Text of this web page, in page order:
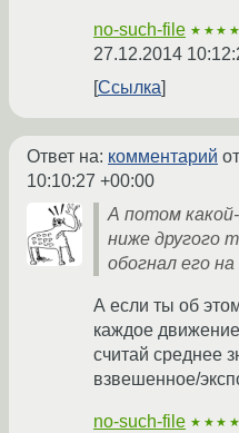
no-such-file
27.12.2014
Ссылка
Ответ на: комментарий
10:10:27 +00:00
А потом
ниже другого
обогнал его на
А если ты об
каждое
считай среднее
взвешенное/
no-such-file